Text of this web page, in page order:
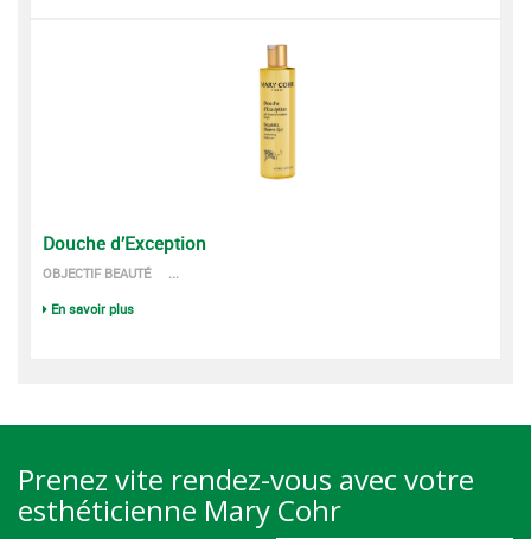
Douche d’Exception
OBJECTIF BEAUTÉ ...
En savoir plus
Prenez vite rendez-vous avec votre
esthéticienne Mary Cohr